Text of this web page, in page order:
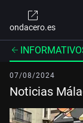
ondacero.es
07/08/2024
Noticias